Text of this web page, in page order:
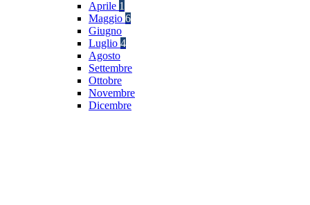
Aprile 1
Maggio 6
Giugno
Luglio 4
Agosto
Settembre
Ottobre
Novembre
Dicembre